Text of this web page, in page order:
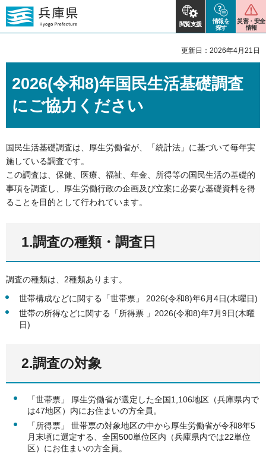
閲覧支援
情報を
探す
災害・安全
情報
更新日：2026年4月21日
2026(令和8)年国民生活基礎調査
にご協力ください
国民生活基礎調査は、厚生労働省が、「統計法」に基づいて毎年実
施している調査です。
この調査は、保健、医療、福祉、年金、所得等の国民生活の基礎的
事項を調査し、厚生労働行政の企画及び立案に必要な基礎資料を得
ることを目的として行われています。
1.調査の種類・調査日
調査の種類は、2種類あります。
世帯構成などに関する「世帯票」 2026(令和8)年6月4日(木曜日)
世帯の所得などに関する「所得票 」2026(令和8)年7月9日(木曜
日)
2.調査の対象
「世帯票」 厚生労働省が選定した全国1,106地区（兵庫県内で
は47地区）内にお住まいの方全員。
「所得票」 世帯票の対象地区の中から厚生労働省が令和8年5
月末頃に選定する、全国500単位区内（兵庫県内では22単位
区）にお住まいの方全員。